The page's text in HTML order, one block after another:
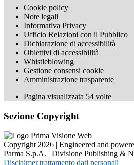
Cookie policy
Note legali
Informativa Privacy
Ufficio Relazioni con il Pubblico
Dichiarazione di accessibilità
Obiettivi di accessibilità
Whistleblowing
Gestione consensi cookie
Amministrazione trasparente
Pagina visualizzata 54 volte
Sezione Copyright
Copyright 2026 | Engineered and
Parma S.p.A. | Divisione Publishing &
Disclaimer trattamento dati personali